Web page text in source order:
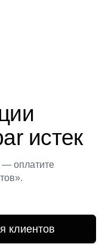
истек
— оплатите
клиентов